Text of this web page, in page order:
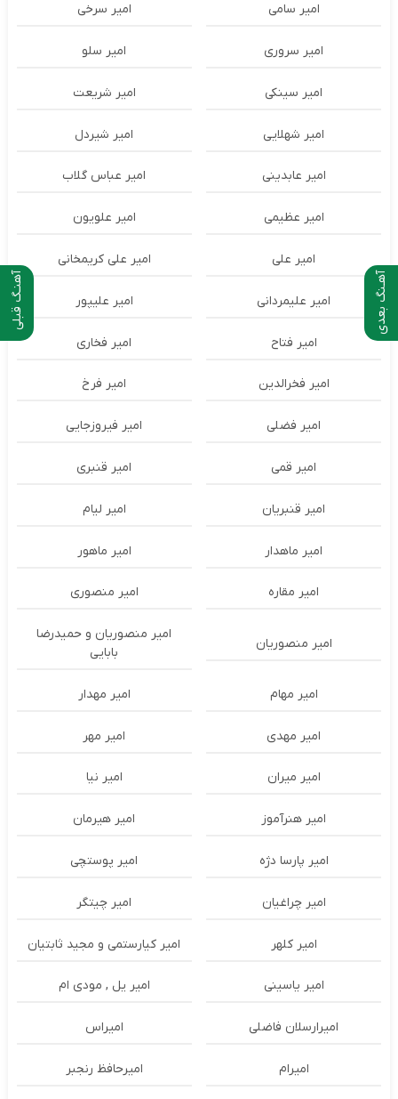
آهنـگ قبلی آهـنگ بعدی
امیر سامی امیر سرخی
امیر سروری امیر سلو
امیر سینکی امیر شریعت
امیر شهلایی امیر شیردل
امیر عابدینی امیر عباس گلاب
امیر عظیمی امیر علویون
امیر علی امیر علی کریمخانی
امیر علیمردانی امیر علیپور
امیر فتاح امیر فخاری
امیر فخرالدین امیر فرخ
امیر فضلی امیر فیروزجایی
امیر قمی امیر قنبری
امیر قنبریان امیر لیام
امیر ماهدار امیر ماهور
امیر مقاره امیر منصوری
امیر منصوریان
امیر منصوریان و حمیدرضا
بابایی
امیر مهام امیر مهدار
امیر مهدی امیر مهر
امیر میران امیر نیا
امیر هنرآموز امیر هیرمان
امیر پارسا دژه امیر پوستچی
امیر چراغیان امیر چیتگر
امیر کلهر امیر کیارستمی و مجید ثابتیان
امیر یاسینی امیر یل , مودی ام
امیرارسلان فاضلی امیراس
امیرام امیرحافظ رنجبر